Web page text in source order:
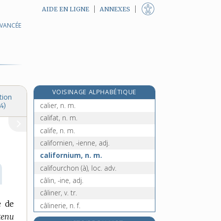
AIDE EN LIGNE ANNEXES
de
VOISINAGE ALPHABÉTIQUE
calicule, n. m.
calier, n. m.
califat, n. m.
calife, n. m.
californien, -ienne, adj.
californium, n. m.
califourchon (à), loc. adv.
câlin, -ine, adj.
câliner, v. tr.
câlinerie, n. f.
caliorne, n. f.[4eédition]